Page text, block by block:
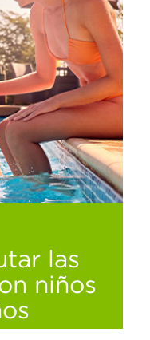
en La Comer
niños